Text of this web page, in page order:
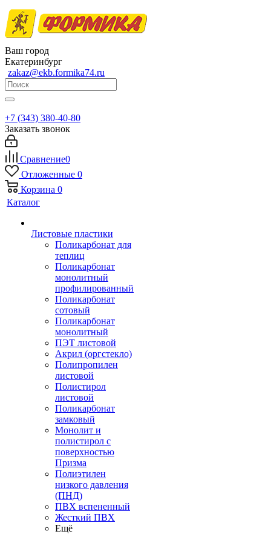
Ваш город
Екатеринбург
zakaz@ekb.formika74.ru
+7 (343) 380-40-80
Заказать звонок
Сравнение0
Отложенные 0
Корзина 0
Каталог
Листовые пластики
Поликарбонат для
теплиц
Поликарбонат
монолитный
профилированный
Поликарбонат
сотовый
Поликарбонат
монолитный
ПЭТ листовой
Акрил (оргстекло)
Полипропилен
листовой
Полистирол
листовой
Поликарбонат
замковый
Монолит и
полистирол с
поверхностью
Призма
Полиэтилен
низкого давления
(ПНД)
ПВХ вспененный
Жесткий ПВХ
Ещё